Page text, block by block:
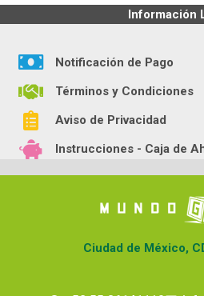
Información
Notificación de Pago
Términos y Condiciones
Aviso de Privacidad
Instrucciones - Caja de
Ciudad de México,